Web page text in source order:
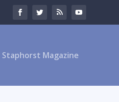
Staphorst Magazine